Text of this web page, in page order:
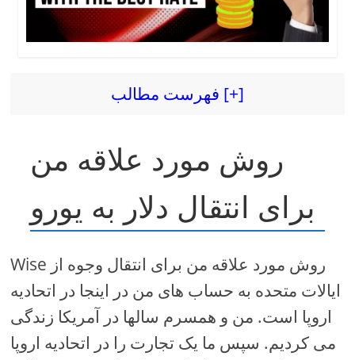
فهرست مطالب [+]
روش مورد علاقه من
برای انتقال دلار به یورو
Wise روش مورد علاقه من برای انتقال وجوه از
ایالات متحده به حساب های من در اینجا در اتحادیه
اروپا است. من و همسرم سالها در آمریکا زندگی
می کردیم. سپس ما یک تجارت را در اتحادیه اروپا